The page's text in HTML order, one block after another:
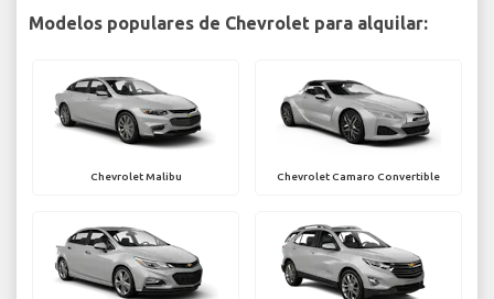
Modelos populares de Chevrolet para alquilar:
Chevrolet Malibu Chevrolet Camaro Convertible